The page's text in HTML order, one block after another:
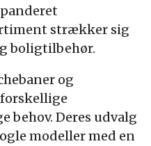
strækker sig
boligtilbehør.
og
behov. Deres udvalg
modeller med en